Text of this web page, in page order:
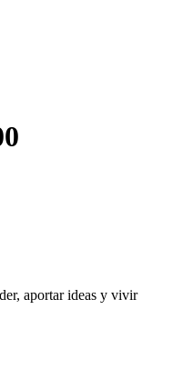
aportar ideas y vivir